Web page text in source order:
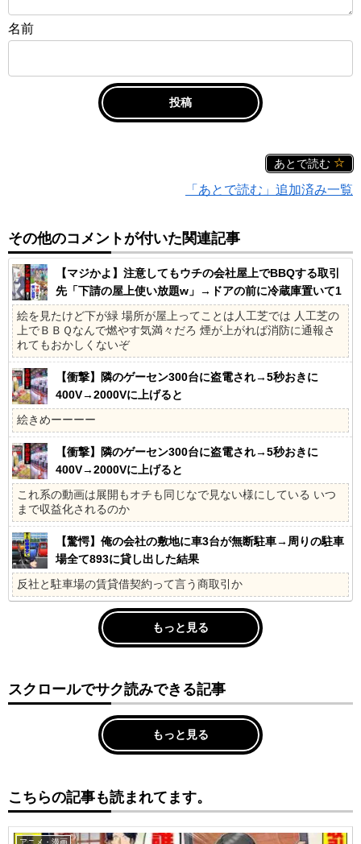
名前
あとで読む
「あとで読む」追加済み一覧
その他のコメントが付いた関連記事
【マジかよ】注意してもウチの会社屋上でBBQする取引
先「下請の屋上使い放題w」→ドアの前に冷蔵庫置いて1
ヶ月の社員旅行に
絵を見たけど下が緑 場所が屋上ってことは人工芝では 人工芝の
上でＢＢＱなんで燃やす気満々だろ 煙が上がれば消防に通報さ
れてもおかしくないぞ
【衝撃】隣のゲーセン300台に盗電され→5秒おきに
400V→2000Vに上げると
絵きめーーーー
【衝撃】隣のゲーセン300台に盗電され→5秒おきに
400V→2000Vに上げると
これ系の動画は展開もオチも同じなで見ない様にしている いつ
まで収益化されるのか
【驚愕】俺の会社の敷地に車3台が無断駐車→周りの駐車
場全て893に貸し出した結果
反社と駐車場の賃貸借契約って言う商取引か
もっと見る
スクロールでサク読みできる記事
もっと見る
こちらの記事も読まれてます。
アニメ・漫画